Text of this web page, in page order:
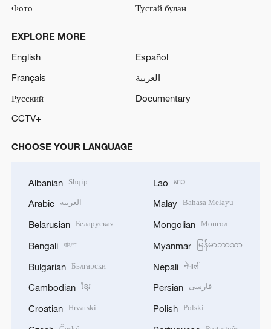
Фото
Тусгай булан
EXPLORE MORE
English
Español
Français
العربية
Русский
Documentary
CCTV+
CHOOSE YOUR LANGUAGE
Albanian Shqip
Arabic العربية
Belarusian Беларуская
Bengali বাংলা
Bulgarian Български
Cambodian ខ្មែរ
Croatian Hrvatski
Lao ລາວ
Malay Bahasa Melayu
Mongolian Монгол
Myanmar မြန်မာဘာသာ
Nepali नेपाली
Persian فارسی
Polish Polski